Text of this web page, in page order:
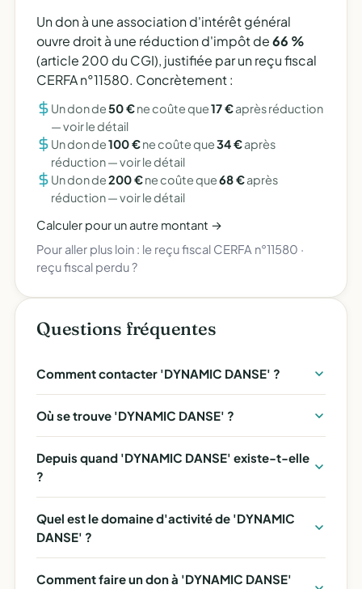
Un don à une association d'intérêt général
ouvre droit à une réduction d'impôt de66 %
(article 200 du CGI), justifiée par un reçu fiscal
CERFA n°11580. Concrètement :
Un don de50 €ne coûte que17 €après réduction
—voir le détail
Un don de100 €ne coûte que34 €après
réduction —voir le détail
Un don de200 €ne coûte que68 €après
réduction —voir le détail
Calculer pour un autre montant →
Pour aller plus loin : le reçu fiscal CERFA n°11580 ·
reçu fiscal perdu ?
Questions fréquentes
Comment contacter 'DYNAMIC DANSE' ?
Où se trouve 'DYNAMIC DANSE' ?
Depuis quand 'DYNAMIC DANSE' existe-t-elle
?
Quel est le domaine d'activité de 'DYNAMIC
DANSE' ?
Comment faire un don à 'DYNAMIC DANSE'